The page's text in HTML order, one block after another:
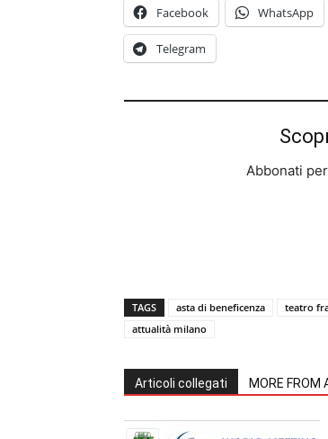
Facebook WhatsApp
Telegram
Abbonati
TAGS asta di beneficenza teatro
attualità milano
Articoli collegati MORE FROM